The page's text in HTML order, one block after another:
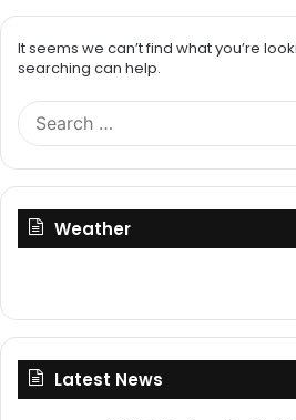
It seems we can’t find what you’re
searching can help.
Weather
Latest News